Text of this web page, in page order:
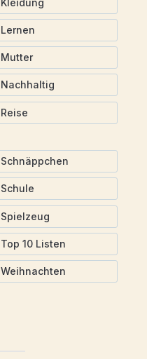
Lernen
Mutter
Nachhaltig
Reise
Schnäppchen
Schule
Spielzeug
Top 10 Listen
Weihnachten